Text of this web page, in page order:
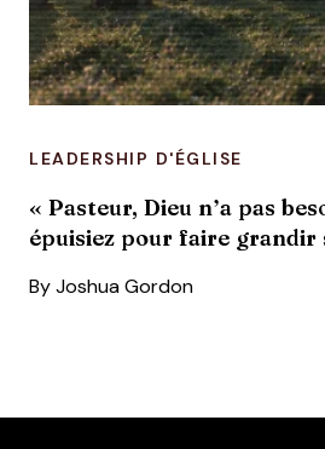
LEADERSHIP D'ÉGLISE
« Pasteur, Dieu n’a pas
épuisiez pour faire grandir
By Joshua Gordon